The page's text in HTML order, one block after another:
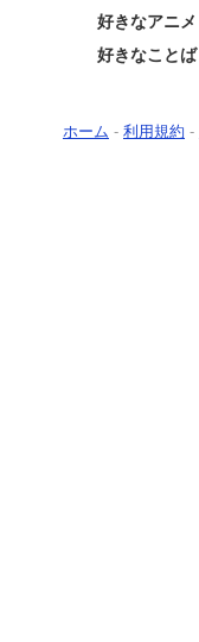
好きなアニメ
好きなことば
ホーム - 利用規約 -